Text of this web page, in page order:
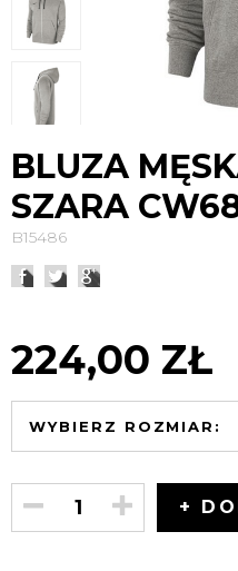
BLUZA
SZARA
B15486
224,00 ZŁ
WYBIERZ ROZMIAR:
+